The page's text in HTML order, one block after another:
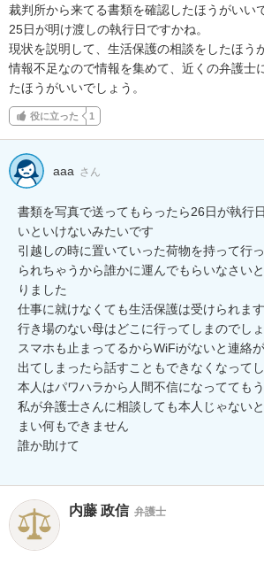
裁判所から来てる書類を確認したほうがいい
25日が明け渡しの執行日ですかね。
現状を説明して、生活保護の相談をしたほう
情報不足なので情報を集めて、近くの弁護士
たほうがいいでしょう。
役に立った 1
aaa さん
書類を写真で送ってもらったら26日が執行
いといけないみたいです
引越しの時に置いていった荷物を持って行
られちゃうから誰かに運んでもらいなさい
りました
仕事に就けなくても生活保護は受けられま
行き場のない母はどこに行ってしまのでし
スマホも止まってるからWiFiがないと連絡
出てしまったら話すこともできなくなって
本人はパワハラから人間不信になってても
私が弁護士さんに相談しても本人じゃない
まい何もできません
誰か助けて
内藤 政信 弁護士